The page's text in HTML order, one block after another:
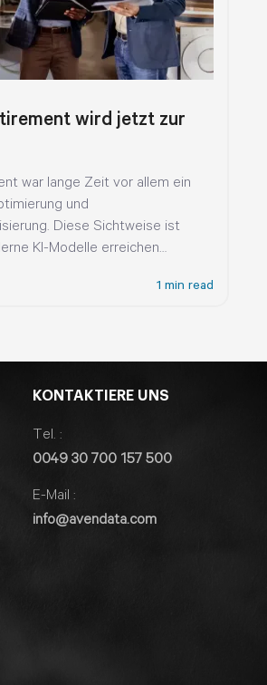
wird jetzt zur
war lange Zeit vor allem ein
und
Diese Sichtweise ist
KI-Modelle erreichen
1 min read
KONTAKTIERE UNS
Tel. :
0049 30 700 157 500
E-Mail :
info@avendata.com